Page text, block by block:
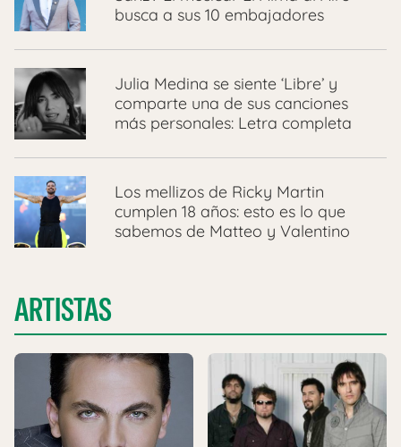
busca a sus 10 embajadores
Julia Medina se siente ‘Libre’ y
comparte una de sus canciones
más personales: Letra completa
Los mellizos de Ricky Martin
cumplen 18 años: esto es lo que
sabemos de Matteo y Valentino
ARTISTAS